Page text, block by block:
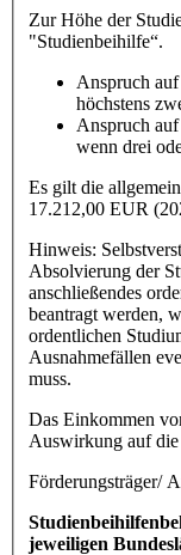
Zur Höhe der
"Studienbeihilfe“.
Anspruch
höchstens
Anspruch
wenn drei
Es gilt die
17.212,00 EUR
Hinweis:
Absolvierung der
anschließendes
beantragt werden,
ordentlichen
Ausnahmefällen
muss.
Das Einkommen
Auswirkung auf
Förderungsträger/
jeweiligen